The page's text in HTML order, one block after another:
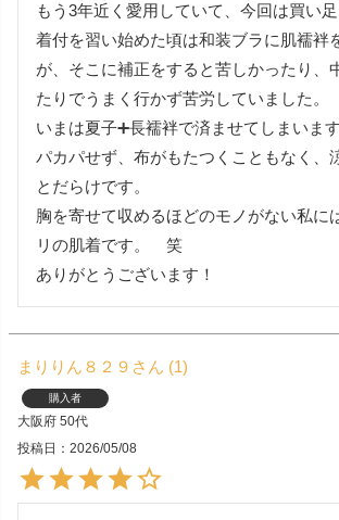
もう3年近く愛用していて、今回は買い足
着付を習い始めた頃は和装ブラに肌襦袢
が、そこに補正をすると苦しかったり、
たりでうまく行かず苦労していました。
いまは夏子➕長襦袢で済ませてしまいま
パカパせず、布がもたつくこともなく、
とだらけです。
胸を寄せて収めるほどのモノがない私に
リの肌着です。　笑
ありがとうございます！
まりりん８２９ 1
購入者
大阪府 50代
投稿日
2026/05/08